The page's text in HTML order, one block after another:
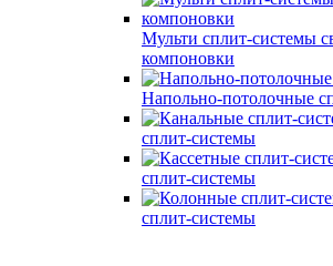
Мульти сплит-системы
компоновки
Напольно-потолочные
сплит-системы
сплит-системы
сплит-системы